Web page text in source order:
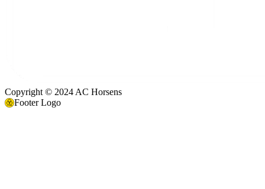
Copyright © 2024 AC Horsens
Footer Logo